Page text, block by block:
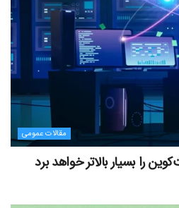
مقالات عمومی
را بسیار بالاتر خواهد برد